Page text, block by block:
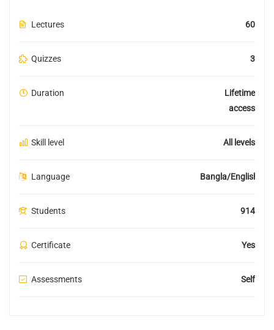
Lectures 60
Quizzes 3
Duration
Lifetime
access
Skill level All levels
Language Bangla/English
Students 914
Certificate Yes
Assessments Self